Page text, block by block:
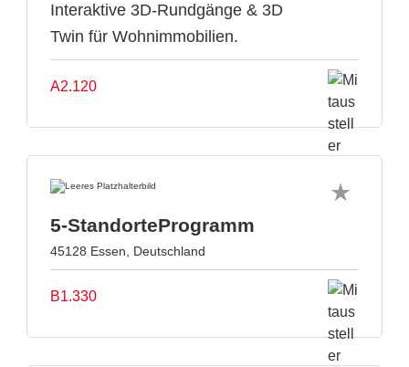
Interaktive 3D-Rundgänge & 3D
Twin für Wohnimmobilien.
A2.120
5-StandorteProgramm
45128 Essen, Deutschland
B1.330